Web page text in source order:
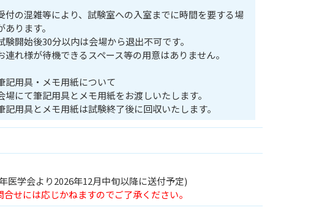
付の混雑等により、試験室への入室までに時間を要する場
あります。
験開始後30分以内は会場から退出不可です。
連れ様が待機できるスペース等の用意はありません。
用具・メモ用紙について
場にて筆記用具とメモ用紙をお渡しいたします。
記用具とメモ用紙は試験終了後に回収いたします。
医学会より2026年12月中旬以降に送付予定)
せには応じかねますのでご了承ください。